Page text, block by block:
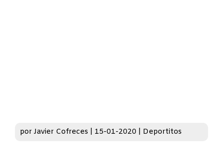
porJavier Cofreces 15-01-2020 Deportitos